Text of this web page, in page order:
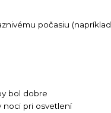
počasiu (napríklad
bol dobre
noci pri osvetlení